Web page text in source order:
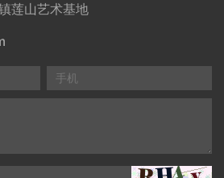
莲山艺术基地